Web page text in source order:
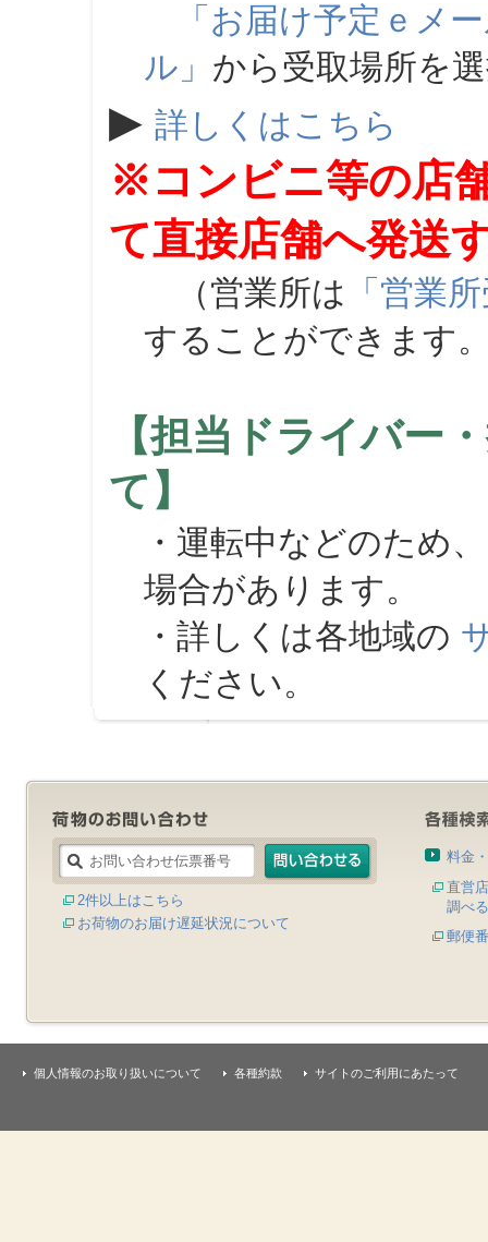
「お届け予定ｅメ
ル」 から受取場所を
▶ 詳しくはこちら
※コンビニ等の店
て直接店舗へ発送
（営業所は 「営業
することができます
【担当ドライバー
て】
・運転中などのため
場合があります。
・詳しくは各地域の
ください。
2件以上はこちら
お荷物のお届け遅延状況について
料金
直営
調べる
郵便
個人情報のお取り扱いについて 各種約款 サイトのご利用にあたって